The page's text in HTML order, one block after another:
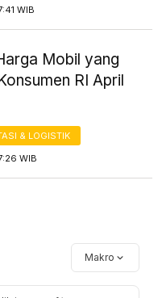
WIB
Mobil yang
RI April
& LOGISTIK
WIB
Makro